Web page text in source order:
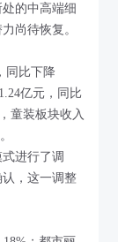
的中高端细
尚待恢复。
同比下降
亿元，同比
童装板块收入
进行了调
，这一调整